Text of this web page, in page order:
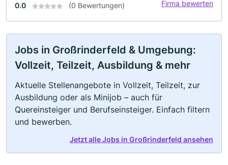
0.0 (0 Bewertungen) Firma bewerten
Jobs in Großrinderfeld & Umgebung:
Vollzeit, Teilzeit, Ausbildung & mehr
Aktuelle Stellenangebote in Vollzeit, Teilzeit, zur
Ausbildung oder als Minijob – auch für
Quereinsteiger und Berufseinsteiger. Einfach filtern
und bewerben.
Jetzt alle Jobs in Großrinderfeld ansehen